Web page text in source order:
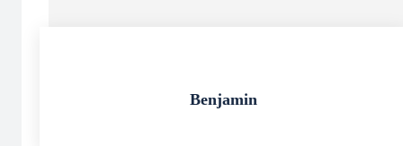
Benjamin